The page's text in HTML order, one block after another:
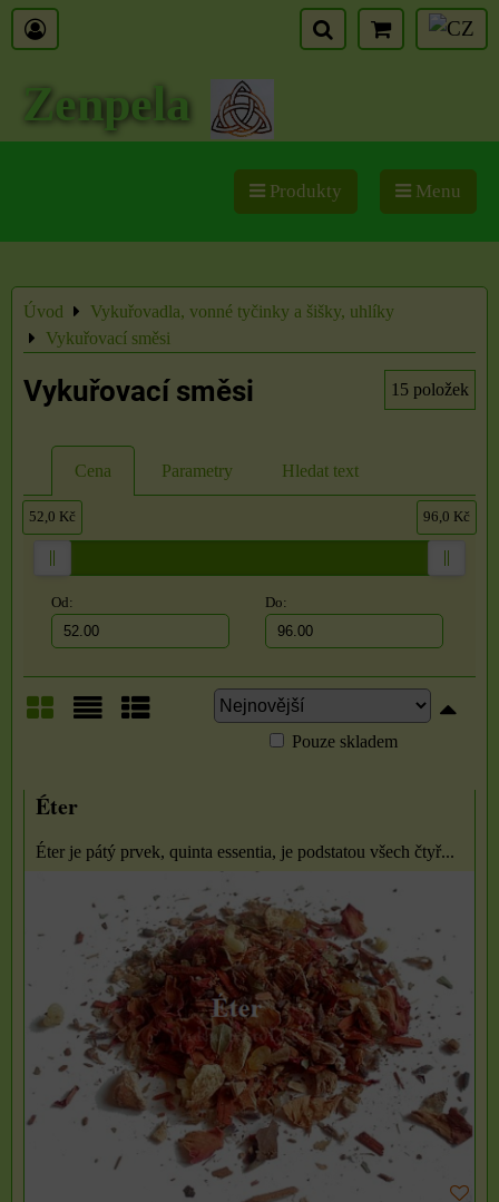
Zenpela
Produkty Menu
Úvod
Vykuřovadla, vonné tyčinky a šišky, uhlíky
Vykuřovací směsi
Vykuřovací směsi 15 položek
Cena Parametry Hledat text
Od: Do:
52,0 Kč 96,0 Kč
Pouze skladem
Éter
Éter je pátý prvek, quinta essentia, je podstatou všech čtyř...